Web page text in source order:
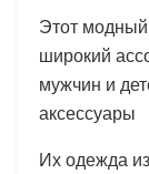
Этот
широкий
мужчин и
аксессуары
Их одежда